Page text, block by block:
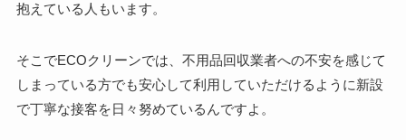
抱えている人もいます。
そこでECOクリーンでは、不用品回収業者への不安を感じて
しまっている方でも安心して利用していただけるように新設
で丁寧な接客を日々努めているんですよ。